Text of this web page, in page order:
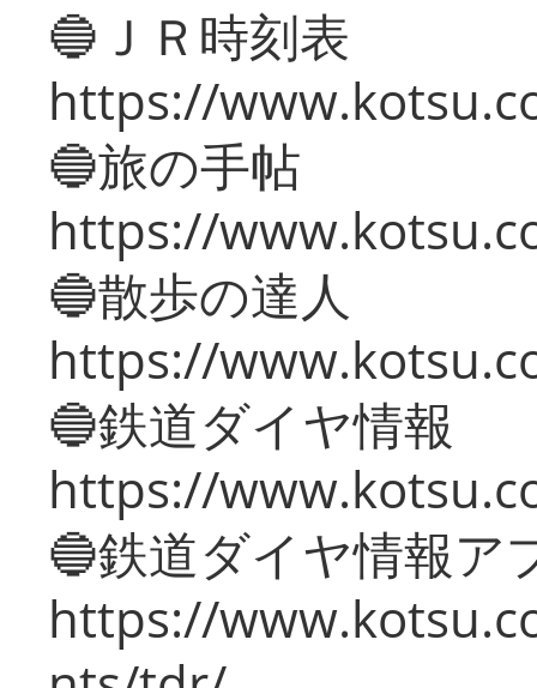
🔵ＪＲ時刻表
https://
🔵旅の手帖
https://
🔵散歩の達人
https://
🔵鉄道ダイヤ情報
https://
🔵鉄道ダイヤ情報ア
https://